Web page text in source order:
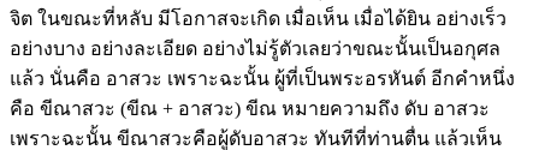
จิต ในขณะที่หลับ มีโอกาสจะเกิด เมื่อเห็น เมื่อได้ยิน อย่างเร็ว
อย่างบาง อย่างละเอียด อย่างไม่รู้ตัวเลยว่าขณะนั้นเป็นอกุศล
แล้ว นั่นคือ อาสวะ เพราะฉะนั้น ผู้ที่เป็นพระอรหันต์ อีกคำหนึ่ง
คือ ขีณาสวะ (ขีณ + อาสวะ) ขีณ หมายความถึง ดับ อาสวะ
เพราะฉะนั้น ขีณาสวะคือผู้ดับอาสวะ ทันทีที่ท่านตื่น แล้วเห็น